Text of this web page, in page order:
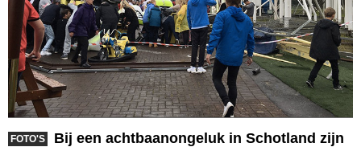
FOTO'S
Bij een achtbaanongeluk in Schotland zijn